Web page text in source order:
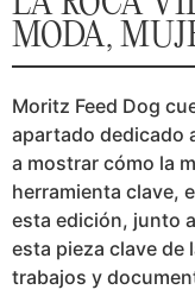
MODA,
Moritz Feed Dog
apartado dedicado
a mostrar cómo la
herramienta clave,
esta edición, junto
esta pieza clave
trabajos y